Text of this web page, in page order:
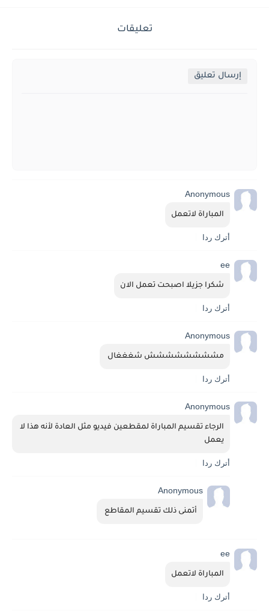
تعليقات
إرسال تعليق
Anonymous
المباراة لاتعمل
أترك ردا
ee
شكرا جزيلا اصبحت تعمل الان
أترك ردا
Anonymous
مشششششششش شغغغال
أترك ردا
Anonymous
يعمل
أترك ردا
Anonymous
أتمنى ذلك تقسيم المقاطع
ee
المباراة لاتعمل
أترك ردا